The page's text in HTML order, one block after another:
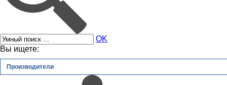
OK
Вы ищете:
Производители